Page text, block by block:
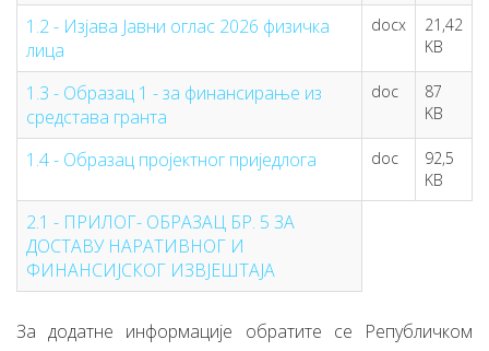
1.2 - Изјава Јавни оглас 2026 физичка
лица
docx
21,42
KB
1.3 - Образац 1 - за финансирање из
средстава гранта
doc
87
KB
1.4 - Образац пројектног приједлога doc
92,5
KB
2.1 - ПРИЛОГ- ОБРАЗАЦ БР. 5 ЗА
ДОСТАВУ НАРАТИВНОГ И
ФИНАНСИЈСКОГ ИЗВЈЕШТАЈА
За додатне информације обратите се Републичком